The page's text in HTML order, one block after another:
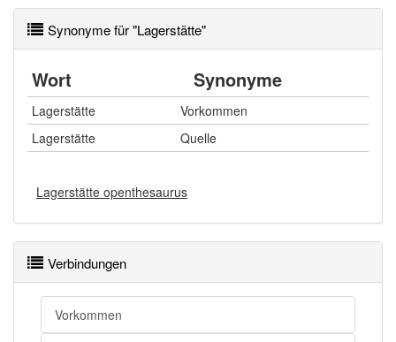
Synonyme für "Lagerstätte"
Wort Synonyme
Lagerstätte
Vorkommen
Lagerstätte
Quelle
Lagerstätte openthesaurus
Verbindungen
Vorkommen